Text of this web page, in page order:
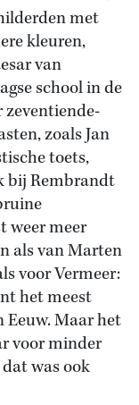
met
kleuren,
van
school in de
zeventiende-
zoals Jan
toets,
bij Rembrandt
weer meer
als van Marten
voor Vermeer:
het meest
Eeuw. Maar het
voor minder
was ook